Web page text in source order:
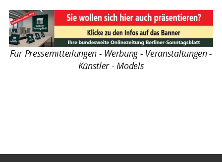
Für Pressemitteilungen - Werbung - Veranstaltungen -
Künstler - Models